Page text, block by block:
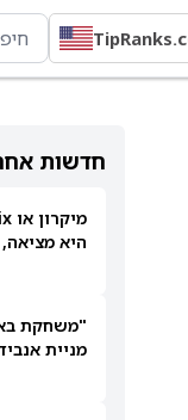
חדשות
היא
"משחקת
מניית